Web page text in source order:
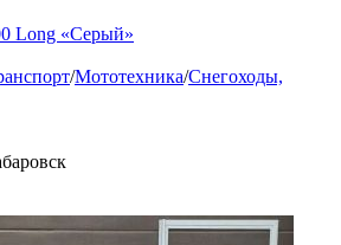
Long «Серый»
/Мототехника/Снегоходы,